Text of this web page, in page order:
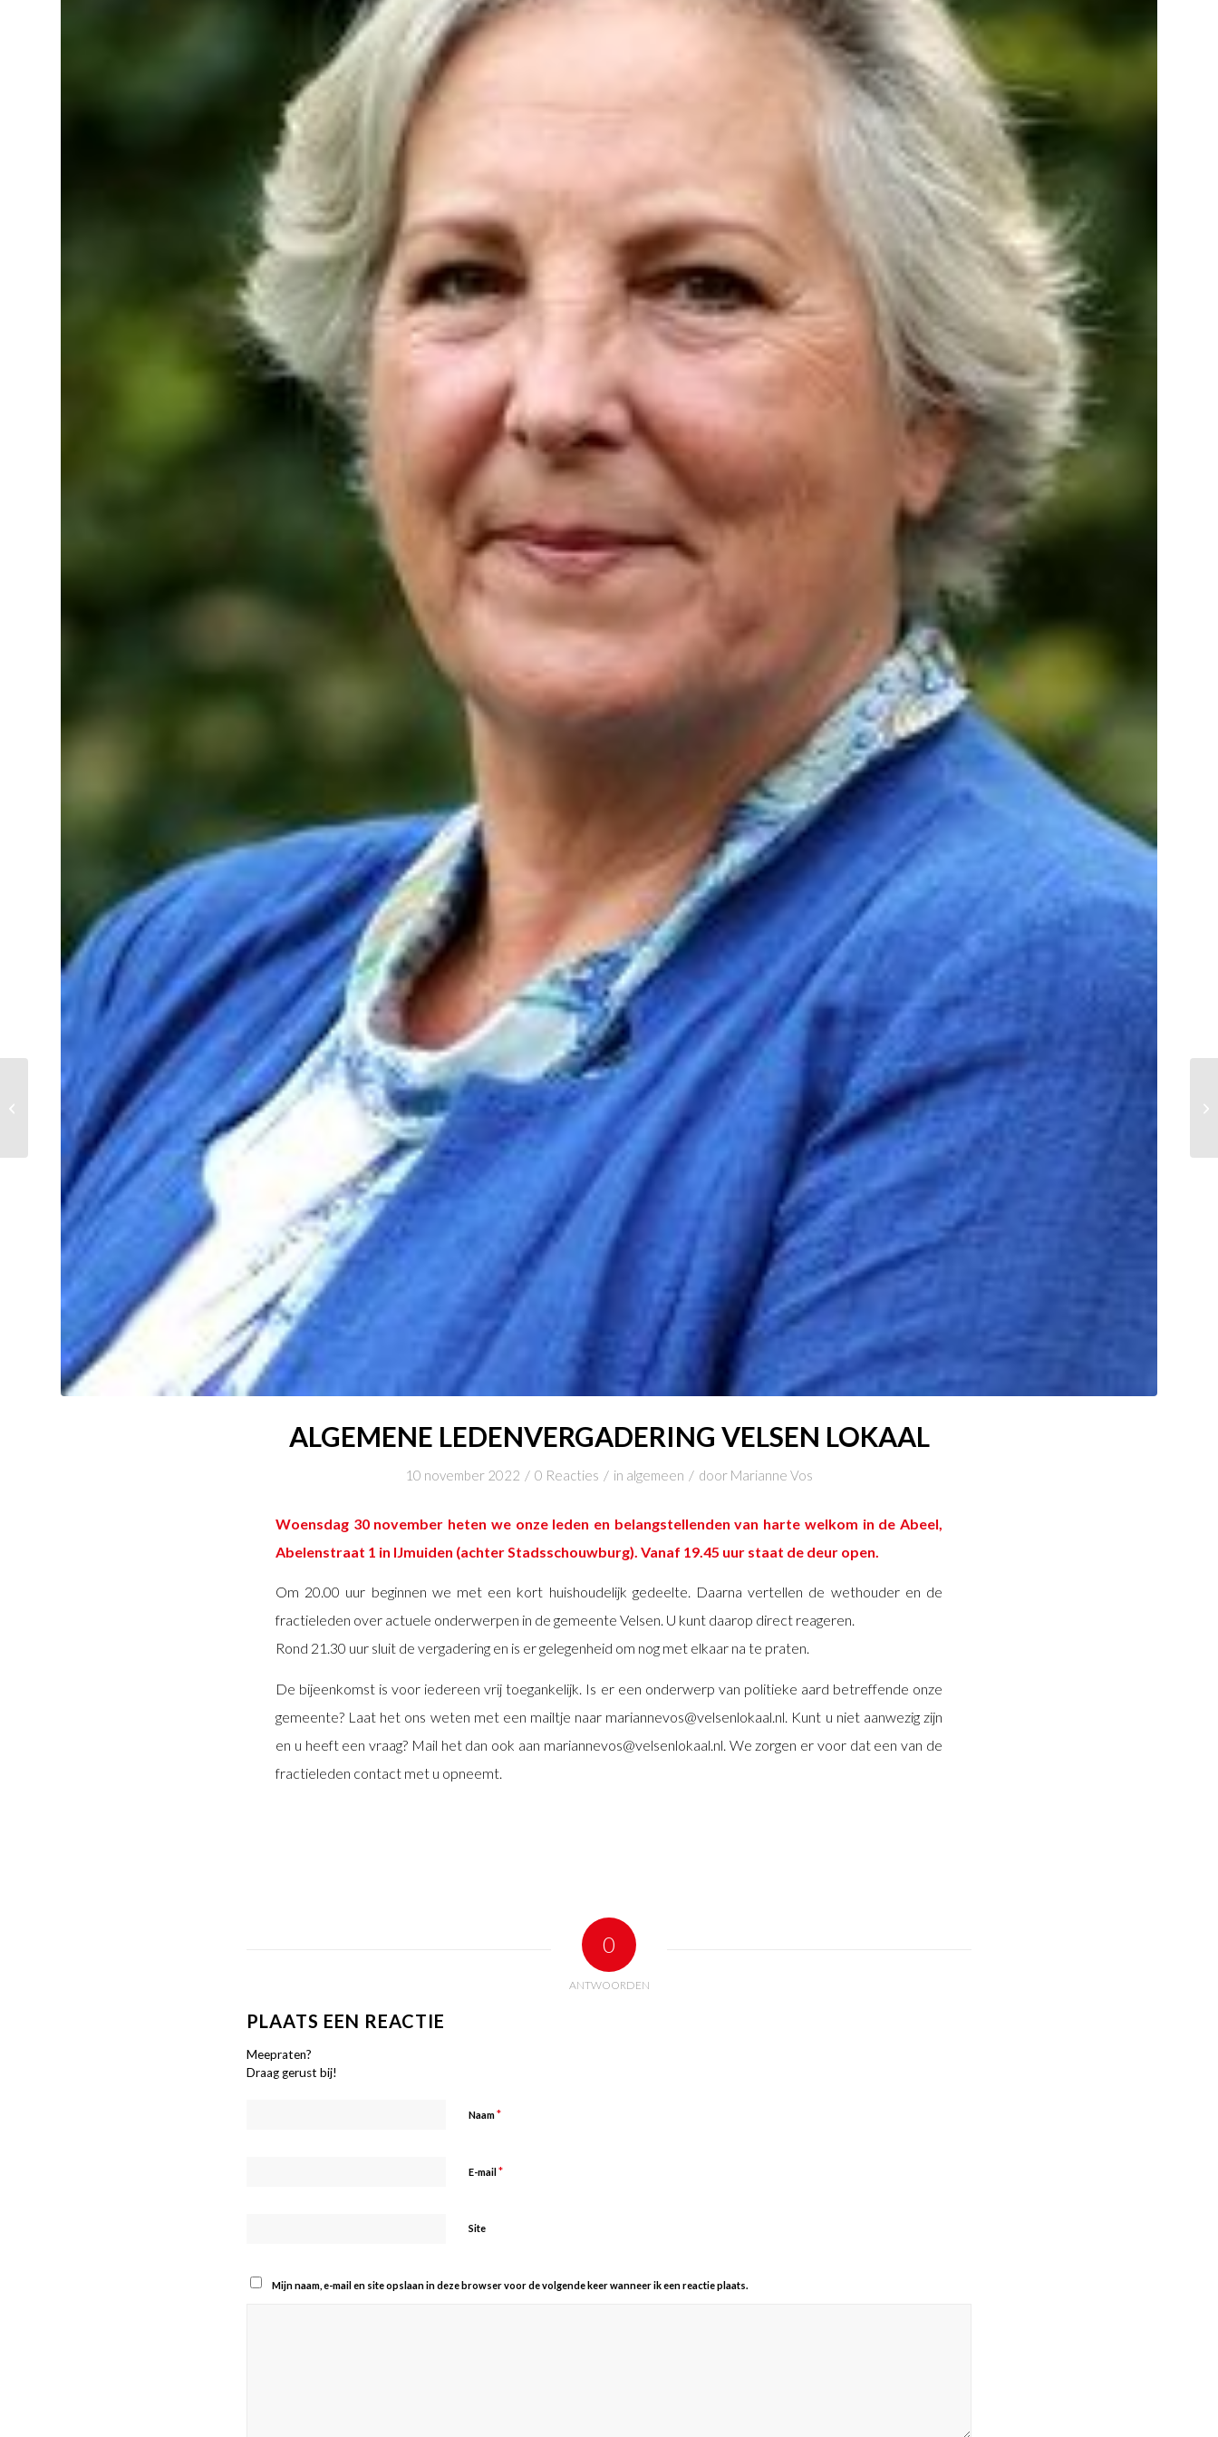
ALGEMENE LEDENVERGADERING VELSEN LOKAAL
10 november 2022 / 0 Reacties / in algemeen / door Marianne Vos
Woensdag 30 november heten we onze leden en belangstellenden van harte welkom in de Abeel,
Abelenstraat 1 in IJmuiden (achter Stadsschouwburg). Vanaf 19.45 uur staat de deur open.
Om 20.00 uur beginnen we met een kort huishoudelijk gedeelte. Daarna vertellen de wethouder en de
fractieleden over actuele onderwerpen in de gemeente Velsen. U kunt daarop direct reageren.
Rond 21.30 uur sluit de vergadering en is er gelegenheid om nog met elkaar na te praten.
De bijeenkomst is voor iedereen vrij toegankelijk. Is er een onderwerp van politieke aard betreffende onze
gemeente? Laat het ons weten met een mailtje naar mariannevos@velsenlokaal.nl. Kunt u niet aanwezig zijn
en u heeft een vraag? Mail het dan ook aan mariannevos@velsenlokaal.nl. We zorgen er voor dat een van de
fractieleden contact met u opneemt.
0
ANTWOORDEN
PLAATS EEN REACTIE
Meepraten?
Draag gerust bij!
Naam*
E-mail *
Site
Mijn naam, e-mail en site opslaan in deze browser voor de volgende keer wanneer ik een reactie plaats.
Velsen Lokaal steunt
Sinterklaasactie